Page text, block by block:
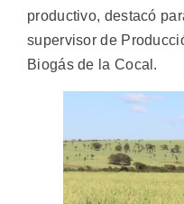
productivo, destacó
supervisor de
Biogás de la Cocal.